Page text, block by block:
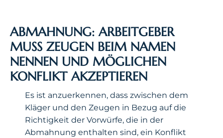
ABMAHNUNG: ARBEITGEBER
MUSS ZEUGEN BEIM NAMEN
NENNEN UND MÖGLICHEN
KONFLIKT AKZEPTIEREN
Es ist anzuerkennen, dass zwischen dem
Kläger und den Zeugen in Bezug auf die
Richtigkeit der Vorwürfe, die in der
Abmahnung enthalten sind, ein Konflikt